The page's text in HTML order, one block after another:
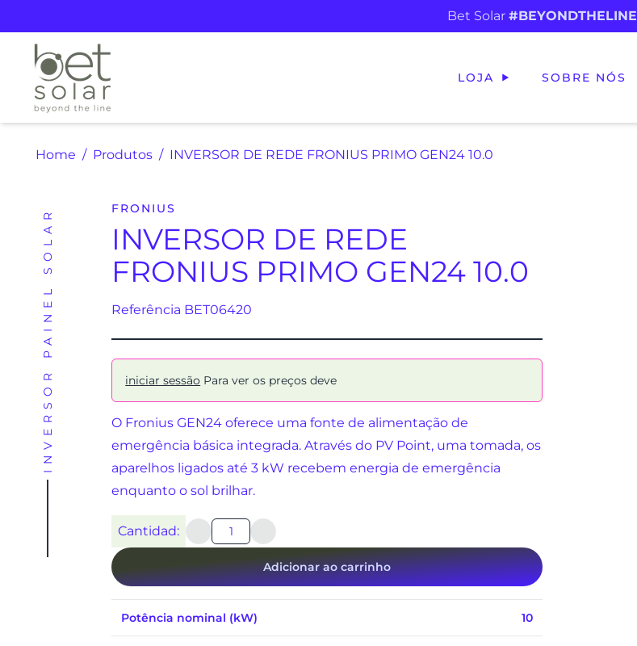
Bet Solar#BEYONDTHELINE
LOJA SOBRE NÓS
Home Produtos INVERSOR DE REDE FRONIUS PRIMO GEN24 10.0
INVERSOR PAINEL SOLAR FRONIUS
INVERSOR DE REDE
FRONIUS PRIMO GEN24 10.0
Referência BET06420
iniciar sessão Para ver os preços deve
O Fronius GEN24 oferece uma fonte de alimentação de
emergência básica integrada. Através do PV Point, uma tomada, os
aparelhos ligados até 3 kW recebem energia de emergência
enquanto o sol brilhar.
Cantidad:
Adicionar ao carrinho
Potência nominal (kW) 10